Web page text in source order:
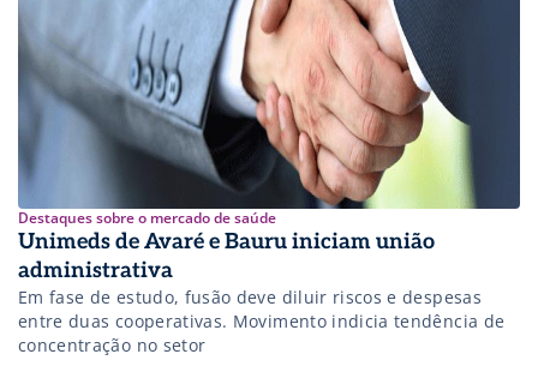
Destaques sobre o mercado de saúde
Unimeds de Avaré e Bauru iniciam união
administrativa
Em fase de estudo, fusão deve diluir riscos e despesas
entre duas cooperativas. Movimento indicia tendência de
concentração no setor